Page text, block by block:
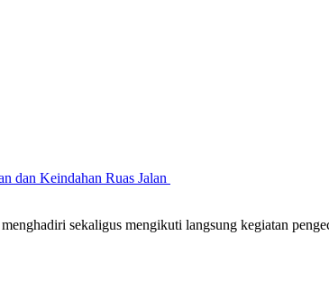
dan Keindahan Ruas Jalan
sekaligus mengikuti langsung kegiatan